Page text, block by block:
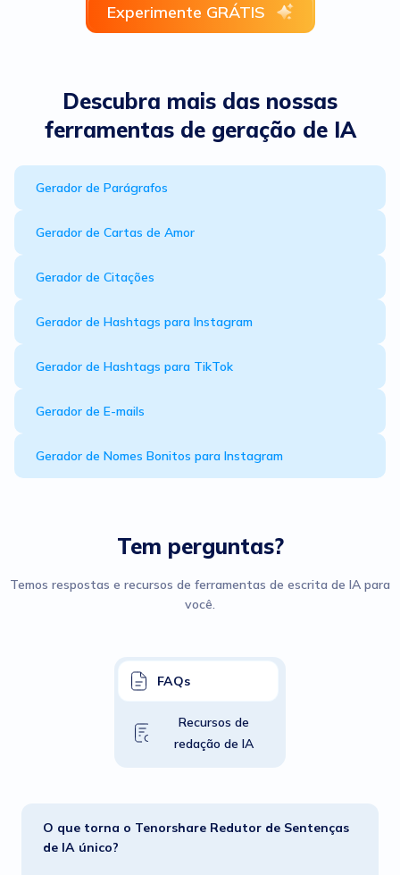
Experimente GRÁTIS
Descubra mais das nossas
ferramentas de geração de IA
Gerador de Parágrafos
Gerador de Cartas de Amor
Gerador de Citações
Gerador de Hashtags para Instagram
Gerador de Hashtags para TikTok
Gerador de E-mails
Gerador de Nomes Bonitos para Instagram
Tem perguntas?
Temos respostas e recursos de ferramentas de escrita de IA para
você.
FAQs
Recursos de
redação de IA
O que torna o Tenorshare Redutor de Sentenças
de IA único?